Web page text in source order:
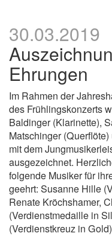
30.03.2019
Ehrungen
Im Rahmen der
des Frühlingskonzerts
Baldinger (Klarinette),
Matschinger
mit dem
ausgezeichnet.
folgende Musiker für
geehrt: Susanne Hille
Renate Kröchshamer,
(Verdienstmedaille in
(Verdienstkreuz in